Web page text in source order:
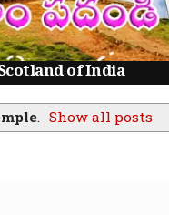
of India
. Show all posts